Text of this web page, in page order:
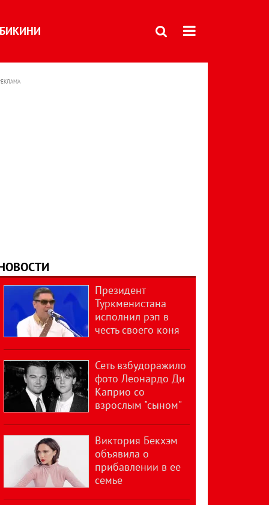
БИКИНИ
Президент
Туркменистана
исполнил рэп в
честь своего коня
Сеть взбудоражило
фото Леонардо Ди
Каприо со
взрослым "сыном"
Виктория Бекхэм
объявила о
прибавлении в ее
семье